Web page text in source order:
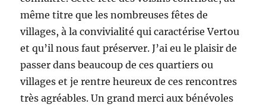
même titre que les nombreuses fêtes de
villages, à la convivialité qui caractérise Vertou
et qu’il nous faut préserver. J’ai eu le plaisir de
passer dans beaucoup de ces quartiers ou
villages et je rentre heureux de ces rencontres
très agréables. Un grand merci aux bénévoles